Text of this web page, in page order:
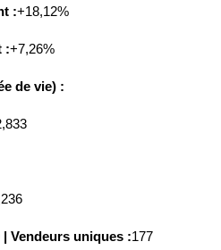
:+18,12%
:+7,26%
de vie) :
Vendeurs uniques :177